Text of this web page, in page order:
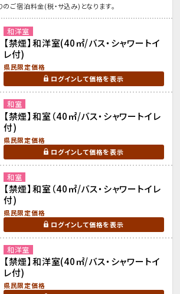
ご宿泊料金(税・サ込み)となります。
和洋室
【禁煙】和洋室(40㎡/バス・シャワートイ
レ付)
県民限定価格
ログインして価格を表示
和室
【禁煙】和室（40㎡/バス・シャワートイレ
付)
県民限定価格
ログインして価格を表示
和室
【禁煙】和室（40㎡/バス・シャワートイレ
付)
県民限定価格
ログインして価格を表示
和洋室
【禁煙】和洋室(40㎡/バス・シャワートイ
レ付)
県民限定価格